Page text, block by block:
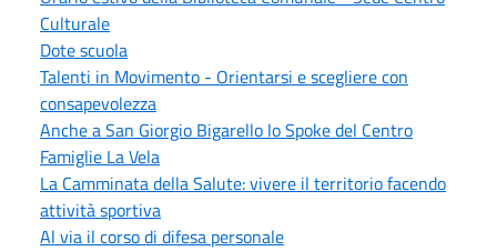
Culturale
Dote scuola
Talenti in Movimento - Orientarsi e scegliere con
consapevolezza
Anche a San Giorgio Bigarello lo Spoke del Centro
Famiglie La Vela
La Camminata della Salute: vivere il territorio facendo
attività sportiva
Al via il corso di difesa personale